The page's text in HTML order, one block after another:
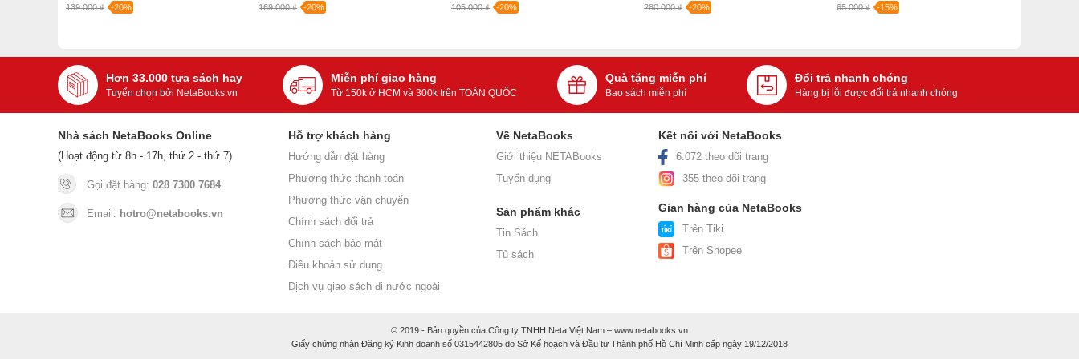
139.000 ₫ -20% 169.000 ₫ -20% 105.000 ₫ -20% 280.000 ₫ -20% 65.000 ₫ -15%
Hơn 33.000 tựa sách hay
Tuyển chọn bởi NetaBooks.vn
Miễn phí giao hàng
Từ 150k ở HCM và 300k trên TOÀN QUỐC
Quà tặng miễn phí
Bao sách miễn phí
Đổi trả nhanh chóng
Hàng bị lỗi được đổi trả nhanh chóng
Nhà sách NetaBooks Online
(Hoạt động từ 8h - 17h, thứ 2 - thứ 7)
Gọi đặt hàng: 028 7300 7684
Email: hotro@netabooks.vn
Hỗ trợ khách hàng
Hướng dẫn đặt hàng
Phương thức thanh toán
Phương thức vận chuyển
Chính sách đổi trả
Chính sách bảo mật
Điều khoản sử dụng
Dịch vụ giao sách đi nước ngoài
Về NetaBooks
Giới thiệu NETABooks
Tuyển dụng
Sản phẩm khác
Tin Sách
Tủ sách
Kết nối với NetaBooks
6.072 theo dõi trang
355 theo dõi trang
Gian hàng của NetaBooks
Trên Tiki
Trên Shopee
© 2019 - Bản quyền của Công ty TNHH Neta Việt Nam – www.netabooks.vn
Giấy chứng nhận Đăng ký Kinh doanh số 0315442805 do Sở Kế hoạch và Đầu tư Thành phố Hồ Chí Minh cấp ngày 19/12/2018